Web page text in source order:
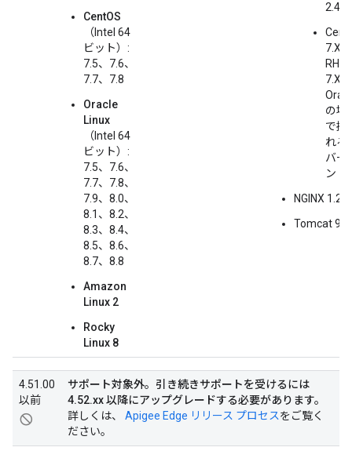
CentOS
（Intel 64
ビット）:
7.5、7.6、
7.7、7.8
Oracle
Linux
（Intel 64
ビット）:
7.5、7.6、
7.7、7.8、
7.9、8.0、
8.1、8.2、
8.3、8.4、
8.5、8.6、
8.7、8.8
Amazon
Linux 2
Rocky
Linux 8
2.4
7.X、
7.X、
の場
で提
れる
バー
ン
NGINX
Tomcat
4.51.00
以前
not_interested
サポート対象外。引き続きサポートを受けるには
4.52.xx 以降にアップグレードする必要があります。
詳しくは、 Apigee Edge リリース プロセスをご覧く
ださい。